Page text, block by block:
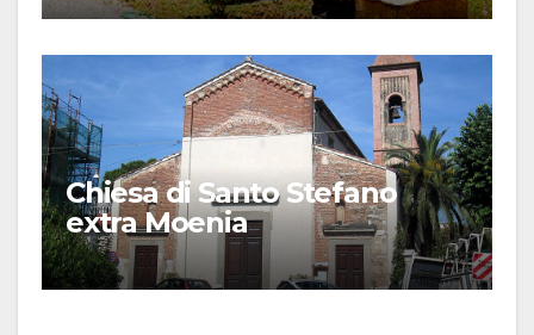
Chiesa di Santo Stefano
extra Moenia